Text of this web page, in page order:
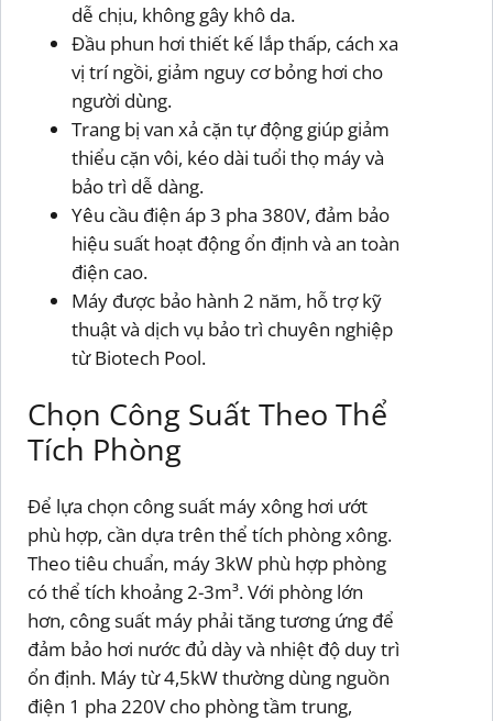
dễ chịu, không gây khô da.
Đầu phun hơi thiết kế lắp thấp, cách xa
vị trí ngồi, giảm nguy cơ bỏng hơi cho
người dùng.
Trang bị van xả cặn tự động giúp giảm
thiểu cặn vôi, kéo dài tuổi thọ máy và
bảo trì dễ dàng.
Yêu cầu điện áp 3 pha 380V, đảm bảo
hiệu suất hoạt động ổn định và an toàn
điện cao.
Máy được bảo hành 2 năm, hỗ trợ kỹ
thuật và dịch vụ bảo trì chuyên nghiệp
từ Biotech Pool.
Chọn Công Suất Theo Thể
Tích Phòng
Để lựa chọn công suất máy xông hơi ướt
phù hợp, cần dựa trên thể tích phòng xông.
Theo tiêu chuẩn, máy 3kW phù hợp phòng
có thể tích khoảng 2-3m³. Với phòng lớn
hơn, công suất máy phải tăng tương ứng để
đảm bảo hơi nước đủ dày và nhiệt độ duy trì
ổn định. Máy từ 4,5kW thường dùng nguồn
điện 1 pha 220V cho phòng tầm trung,